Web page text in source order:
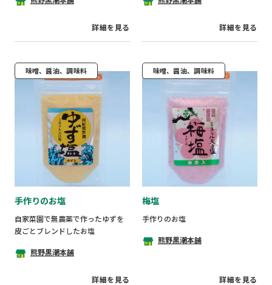
詳細を見る 詳細を見る
味噌、醤油、調味料
手作りのお塩
自家菜園で無農薬で作ったゆずを
皮ごとブレンドしたお塩
熊野黒潮本舗
詳細を見る
味噌、醤油、調味料
梅塩
手作りのお塩
熊野黒潮本舗
詳細を見る